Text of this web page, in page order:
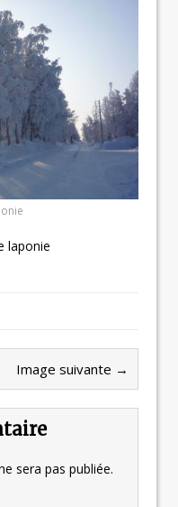
laponie
Image suivante →
sera pas publiée.